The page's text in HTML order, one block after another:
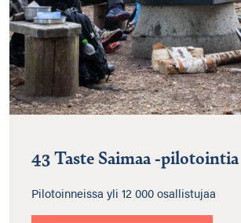
43 Taste Saimaa -pilotointia
Pilotoinneissa yli 12 000 osallistujaa